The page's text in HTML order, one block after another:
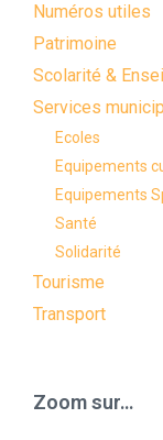
Numéros utiles
Patrimoine
Scolarité &
Services
Ecoles
Equipements
Equipements
Santé
Solidarité
Tourisme
Transport
Zoom sur…